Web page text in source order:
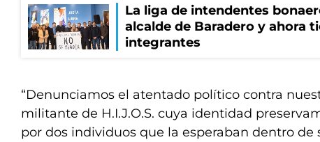
La liga de intendentes
alcalde de Baradero y ahora
integrantes
“Denunciamos el atentado político contra
militante de H.I.J.O.S. cuya identidad
por dos individuos que la esperaban dentro de